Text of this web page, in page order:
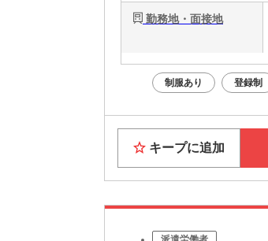
勤務地・面接地
制服あり 登録制
キープに追加